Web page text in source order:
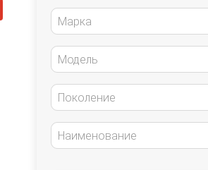
Марка
Модель
Поколение
Наименование